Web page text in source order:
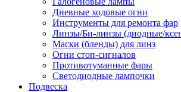
Дневные ходовые огни
Инструменты для ремонта фар
Линзы/Би-линзы (диодные/
Маски (бленды) для линз
Огни стоп-сигналов
Противотуманные фары
Светодиодные лампочки
Подвеска